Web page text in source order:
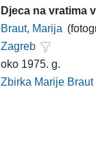
Djeca na vratima
Braut, Marija
Zagreb
oko 1975. g.
Zbirka Marije Braut